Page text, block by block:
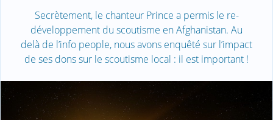
Secrètement, le chanteur Prince a permis le re-
développement du scoutisme en Afghanistan. Au
delà de l’info people, nous avons enquêté sur l’impact
de ses dons sur le scoutisme local : il est important !